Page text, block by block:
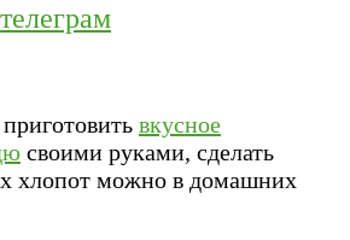
вкусное
своими руками, сделать
хлопот можно в домашних